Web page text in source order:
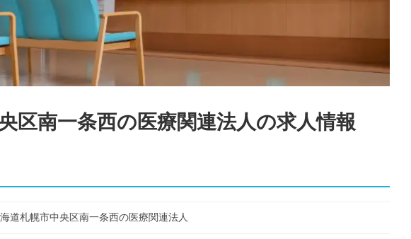
区南一条西の医療関連法人の求人情報
道札幌市中央区南一条西の医療関連法人